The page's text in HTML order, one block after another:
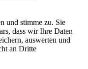
und stimme zu. Sie
dass wir Ihre Daten
auswerten und
an Dritte